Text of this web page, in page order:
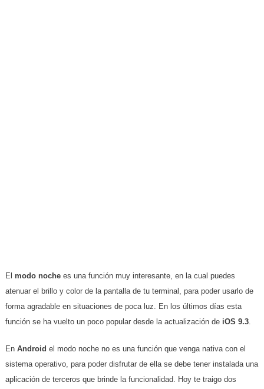
El modo nochees una función muy interesante, en la cual puedes
atenuar el brillo y color de la pantalla de tu terminal, para poder usarlo de
forma agradable en situaciones de poca luz. En los últimos días esta
función se ha vuelto un poco popular desde la actualización de iOS 9.3.
En Android el modo noche no es una función que venga nativa con el
sistema operativo, para poder disfrutar de ella se debe tener instalada una
aplicación de terceros que brinde la funcionalidad. Hoy te traigo dos